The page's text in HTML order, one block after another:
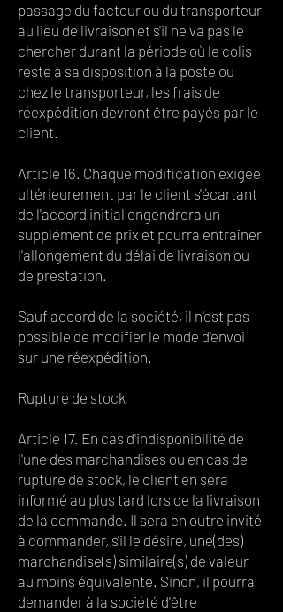
passage du facteur ou du transporteur
au lieu de livraison et s'il ne va pas le
chercher durant la période où le colis
reste à sa disposition à la poste ou
chez le transporteur, les frais de
réexpédition devront être payés par le
client.
Article 16. Chaque modification exigée
ultérieurement par le client s'écartant
de l'accord initial engendrera un
supplément de prix et pourra entraîner
l'allongement du délai de livraison ou
de prestation.
Sauf accord de la société, il n'est pas
possible de modifier le mode d'envoi
sur une réexpédition.
Rupture de stock
Article 17. En cas d'indisponibilité de
l'une des marchandises ou en cas de
rupture de stock, le client en sera
informé au plus tard lors de la livraison
de la commande. Il sera en outre invité
à commander, s'il le désire, une(des)
marchandise(s) similaire(s) de valeur
au moins équivalente. Sinon, il pourra
demander à la société d'être